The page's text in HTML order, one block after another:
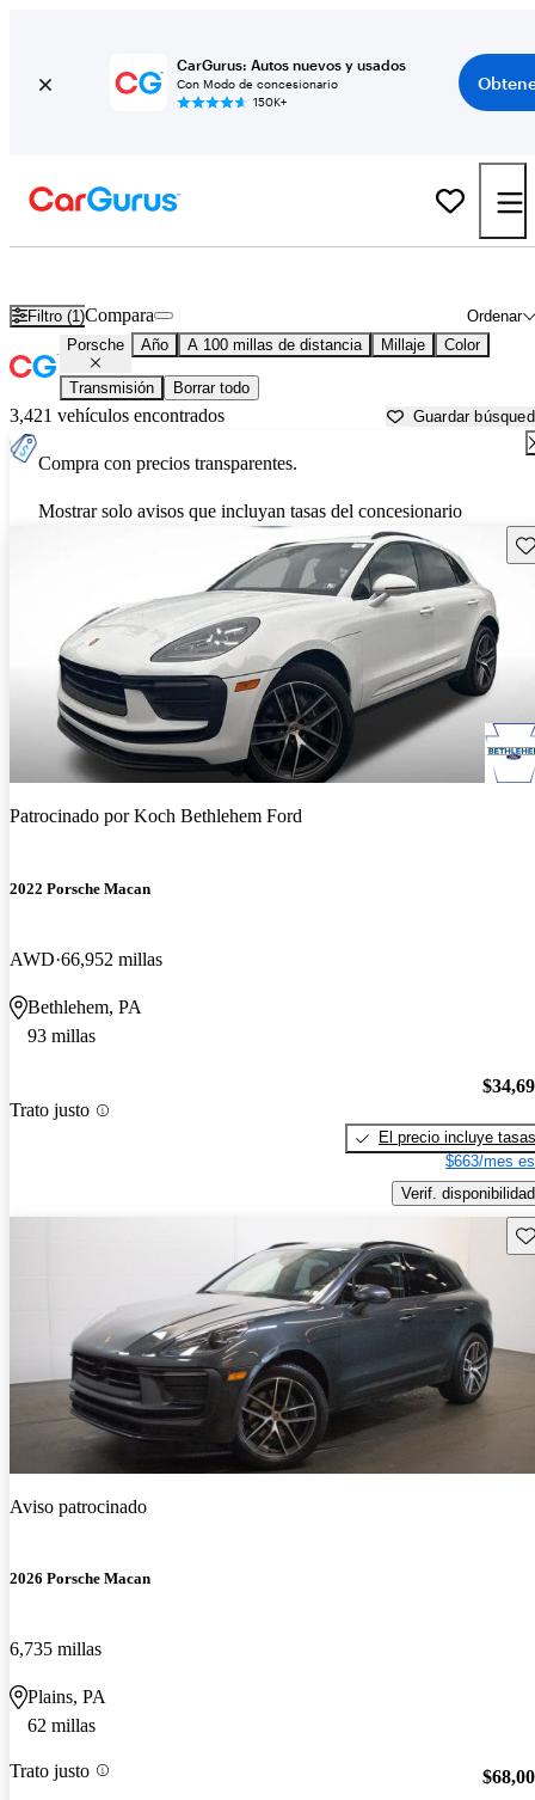
CarGurus: Autos nuevos y usados
Con Modo de concesionario
150K+
Filtro (1) Ordenar
Compara
Porsche Año A 100 millas de distancia Millaje Color
Transmisión Borrar todo
3,421 vehículos encontrados Guardar
Compra con precios transparentes.
Mostrar solo avisos que incluyan tasas del concesionario
Patrocinado porKoch Bethlehem Ford
2022 Porsche Macan
AWD 66,952 millas
Bethlehem, PA
93 millas
Trato justo
El precio incluye tasas
$663/mes
Verif. disponibilidad
Aviso patrocinado
2026 Porsche Macan
6,735 millas
Plains, PA
62 millas
Trato justo